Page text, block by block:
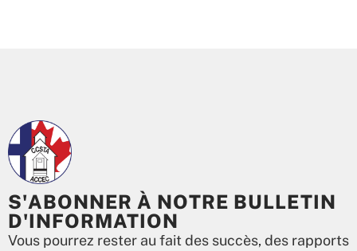
S'ABONNER À NOTRE BULLETIN
D'INFORMATION
Vous pourrez rester au fait des succès, des rapports